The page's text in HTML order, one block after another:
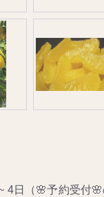
4日（🌸予約受付